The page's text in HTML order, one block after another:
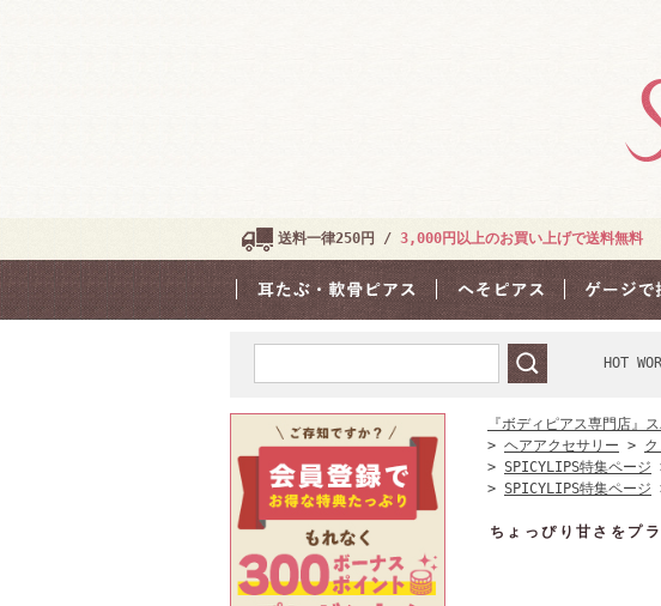
送料一律250円 / 3,000円以上のお買い上げで送料無料
HOT
『ボディピアス専門店』
> ヘアアクセサリー >
> SPICYLIPS特集ページ
> SPICYLIPS特集ページ
ちょっぴり甘さをプ